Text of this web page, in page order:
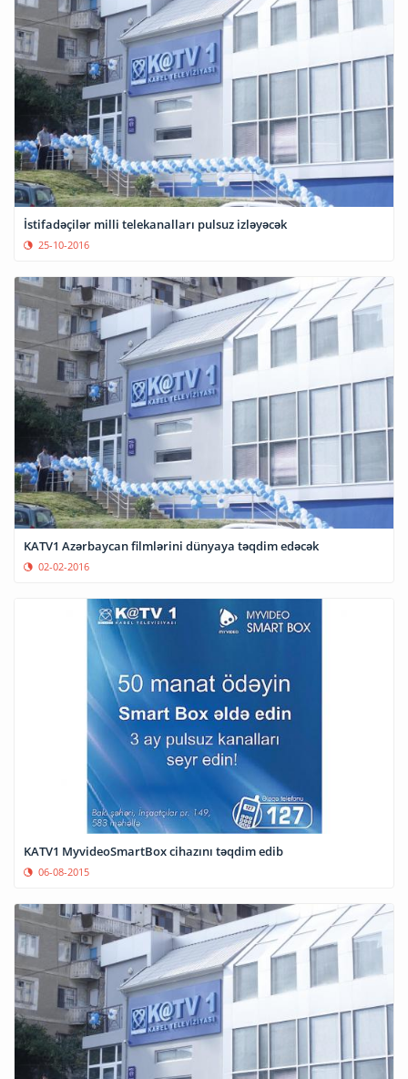
İstifadəçilər milli telekanalları pulsuz izləyəcək
25-10-2016
KATV1 Azərbaycan filmlərini dünyaya təqdim edəcək
02-02-2016
KATV1 MyvideoSmartBox cihazını təqdim edib
06-08-2015